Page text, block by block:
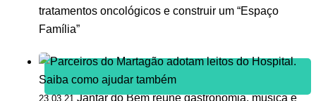
tratamentos oncológicos e construir um “Espaço
Família”
23.03.21 Jantar do Bem reúne gastronomia, música e